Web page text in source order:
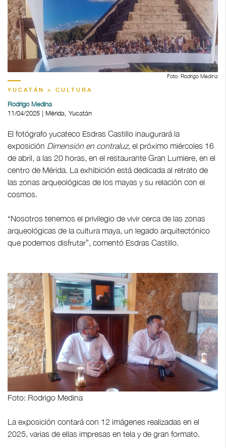
Foto: Rodrigo Medina
YUCATÁN > CULTURA
Rodrigo Medina
11/04/2025 | Mérida, Yucatán
El fotógrafo yucateco Esdras Castillo inaugurará la
exposición Dimensión en contraluz, el próximo miércoles 16
de abril, a las 20 horas, en el restaurante Gran Lumiere, en el
centro de Mérida. La exhibición está dedicada al retrato de
las zonas arqueológicas de los mayas y su relación con el
cosmos.
“Nosotros tenemos el privilegio de vivir cerca de las zonas
arqueológicas de la cultura maya, un legado arquitectónico
que podemos disfrutar”, comentó Esdras Castillo.
Foto: Rodrigo Medina
La exposición contará con 12 imágenes realizadas en el
2025, varias de ellas impresas en tela y de gran formato.